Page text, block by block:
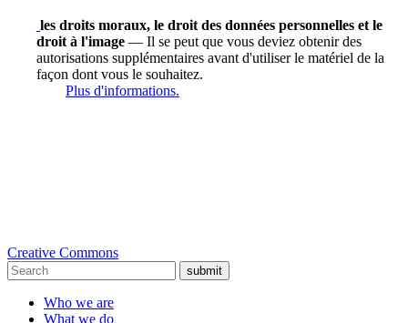
les droits moraux, le droit des données personnelles et le
droit à l'image — Il se peut que vous deviez obtenir des
autorisations supplémentaires avant d'utiliser le matériel de la
façon dont vous le souhaitez.
Plus d'informations.
Creative Commons
submit
Who we are
What we do